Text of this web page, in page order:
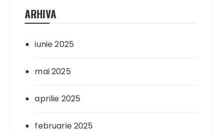
ARHIVA
iunie 2025
mai 2025
aprilie 2025
februarie 2025